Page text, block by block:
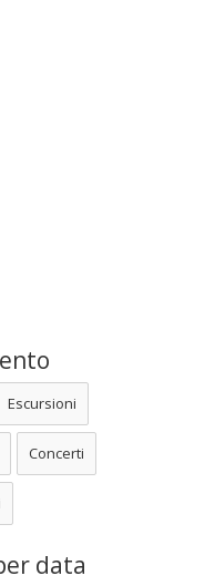
Escursioni
Concerti
data